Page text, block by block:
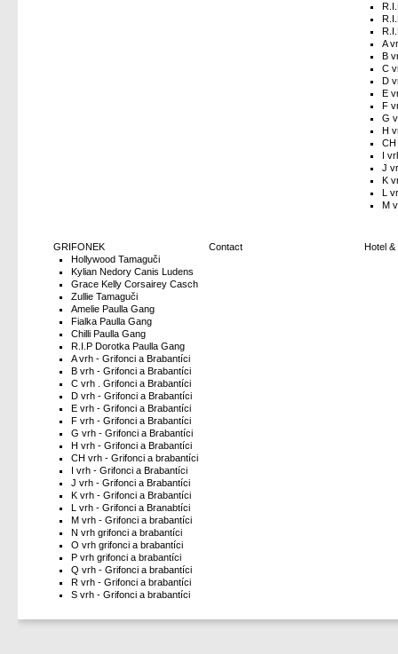
A
B
C
D
E
F
G
H
I
J
K
L
M
GRIFONEK
Hollywood Tamaguči
Kylian Nedory Canis Ludens
Grace Kelly Corsairey Casch
Zullie Tamaguči
Amelie Paulla Gang
Fialka Paulla Gang
Chilli Paulla Gang
R.I.P Dorotka Paulla Gang
A vrh - Grifonci a Brabantíci
B vrh - Grifonci a Brabantíci
C vrh . Grifonci a Brabantíci
D vrh - Grifonci a Brabantíci
E vrh - Grifonci a Brabantíci
F vrh - Grifonci a Brabantíci
G vrh - Grifonci a Brabantíci
H vrh - Grifonci a Brabantíci
CH vrh - Grifonci a brabantíci
I vrh - Grifonci a Brabantíci
J vrh - Grifonci a Brabantíci
K vrh - Grifonci a Brabantíci
L vrh - Grifonci a Branabtíci
M vrh - Grifonci a brabantíci
N vrh grifonci a brabantíci
O vrh grifonci a brabantíci
P vrh grifonci a brabantíci
Q vrh - Grifonci a brabantíci
R vrh - Grifonci a brabantíci
S vrh - Grifonci a brabantíci
Contact Hotel